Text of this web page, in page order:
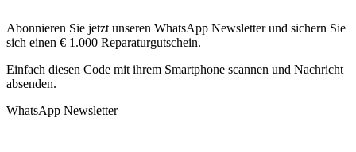
Abonnieren Sie jetzt unseren WhatsApp Newsletter und sichern Sie
sich einen € 1.000 Reparaturgutschein.
Einfach diesen Code mit ihrem Smartphone scannen und Nachricht
absenden.
WhatsApp Newsletter